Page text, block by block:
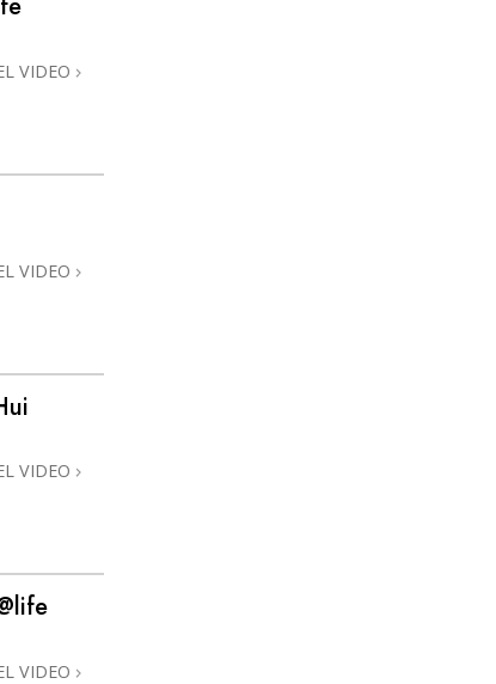
Los Niños
La Ética y las
Investigaciones
Los Fundamentos de las Relaciones
VIDEO
VIDEO
VIDEO
VIDEO